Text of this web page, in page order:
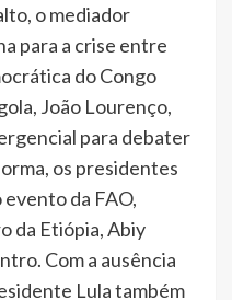
o mediador
para a crise entre
do Congo
João Lourenço,
para debater
os presidentes
da FAO,
da Etiópia, Abiy
Com a ausência
Lula também